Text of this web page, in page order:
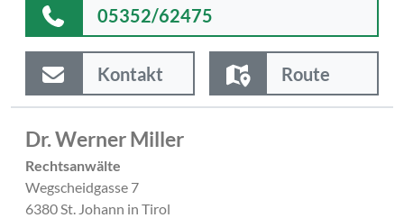
05352/62475
Kontakt Route
Dr. Werner Miller
Rechtsanwälte
Wegscheidgasse 7
6380 St. Johann in Tirol